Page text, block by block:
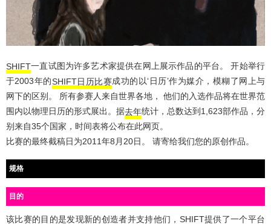
SHIFT一直试图为许多艺术家提供在网上展示作品的平台。 开始举行
于2003年的SHIFT日历比赛成功的以‘日历’作为媒介，模糊了网上与
网下的区别。 所有参赛人来自世界各地， 他们的入选作品将在世界范
围内以物理日历的形式展出。据去年统计，总数达到1,623部作品，分
别来自35个国家，时间表将公布在此网页。
比赛的最终截稿日为2011年8月20日。 请寄给我们您的原创作品。
规格
目的
该比赛的目的是发现新的创造者并支持他们，SHIFT提供了一个平台